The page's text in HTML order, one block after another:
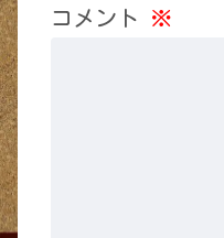
コメント ※